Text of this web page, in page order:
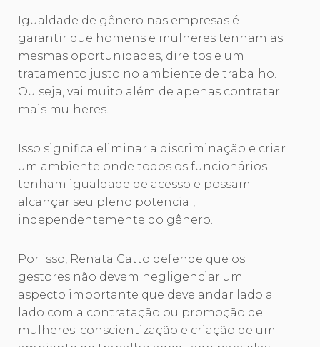
Igualdade de gênero nas empresas é
garantir que homens e mulheres tenham as
mesmas oportunidades, direitos e um
tratamento justo no ambiente de trabalho.
Ou seja, vai muito além de apenas contratar
mais mulheres.
Isso significa eliminar a discriminação e criar
um ambiente onde todos os funcionários
tenham igualdade de acesso e possam
alcançar seu pleno potencial,
independentemente do gênero.
Por isso, Renata Catto defende que os
gestores não devem negligenciar um
aspecto importante que deve andar lado a
lado com a contratação ou promoção de
mulheres: conscientização e criação de um